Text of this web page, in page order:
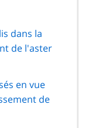
dans la
de l'aster
en vue
de